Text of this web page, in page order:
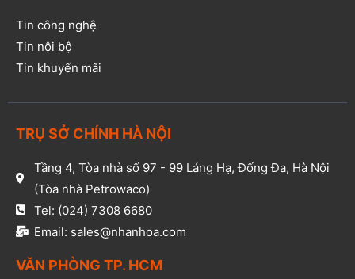
Tin công nghệ
Tin nội bộ
Tin khuyến mãi
TRỤ SỞ CHÍNH HÀ NỘI
Tầng 4, Tòa nhà số 97 - 99 Láng Hạ, Đống Đa, Hà Nội
(Tòa nhà Petrowaco)
Tel: (024) 7308 6680
Email: sales@nhanhoa.com
VĂN PHÒNG TP. HCM​